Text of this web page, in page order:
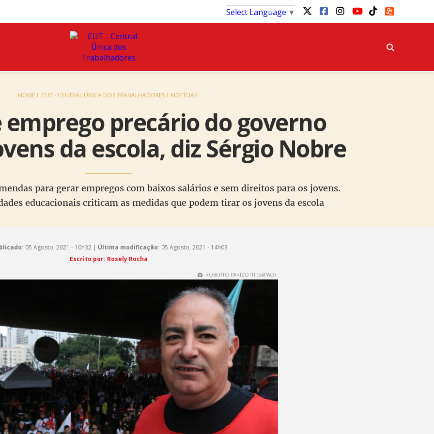
Select Language ▼
HOME CUT - CENTRAL ÚNICA DOS TRABALHADORES NOTÍCIAS
precário do governo
da escola, diz Sérgio Nobre
para gerar empregos com baixos salários e sem direitos para os jovens.
educacionais criticam as medidas que podem tirar os jovens da escola
05 Agosto, 2021 - 10h32 | Última modificação: 05 Agosto, 2021 - 14h03
Escrito por: Rosely Rocha
ROBERTO PARIZOTTI (SAPÃO)